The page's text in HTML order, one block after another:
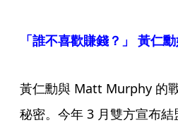
「誰不喜歡賺錢？」 黃仁
黃仁勳與 Matt Murphy 的
秘密。今年 3 月雙方宣布